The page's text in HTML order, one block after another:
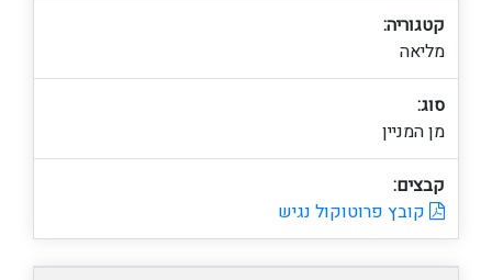
קטגוריה:
מליאה
סוג:
מן המניין
קבצים:
קובץ פרוטוקול נגיש